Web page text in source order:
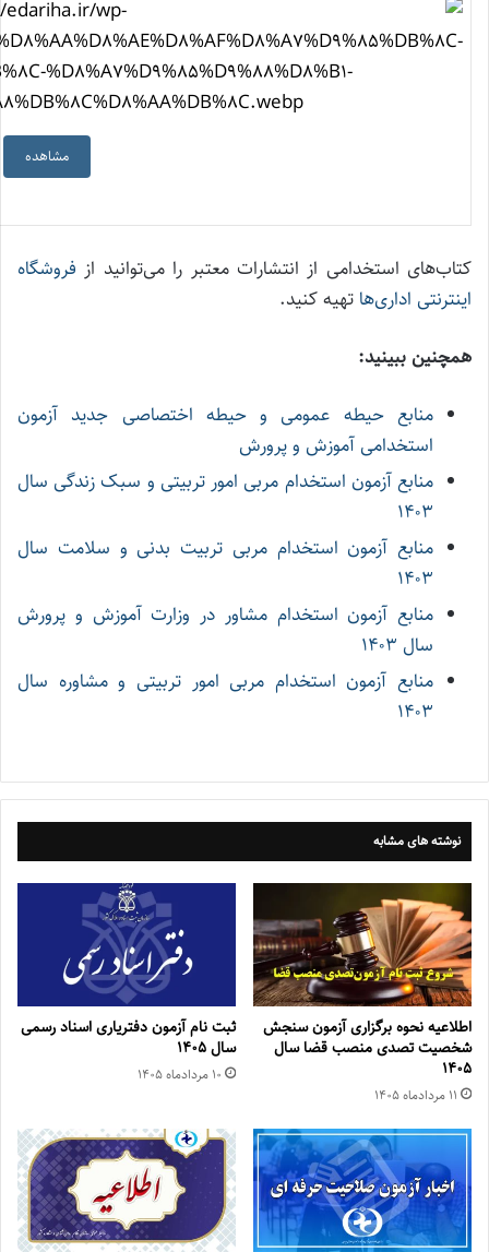
مشاهده
کتاب‌های استخدامی از انتشارات معتبر را می‌توانید از فروشگاه
اینترنتی اداری‌ها تهیه کنید.
همچنین ببینید:
منابع حیطه عمومی و حیطه اختصاصی جدید آزمون
استخدامی آموزش و پرورش
منابع آزمون استخدام مربی امور تربیتی و سبک زندگی سال
۱۴۰۳
منابع آزمون استخدام مربی تربیت بدنی و سلامت سال
۱۴۰۳
منابع آزمون استخدام مشاور در وزارت آموزش و پرورش
سال ۱۴۰۳
منابع آزمون استخدام مربی امور تربیتی و مشاوره سال
۱۴۰۳
نوشته های مشابه
اطلاعیه نحوه برگزاری آزمون سنجش
شخصیت تصدی منصب قضا سال
۱۴۰۵
۱۱ مرداد‌ماه ۱۴۰۵
ثبت نام آزمون دفتریاری اسناد رسمی
سال ۱۴۰۵
۱۰ مرداد‌ماه ۱۴۰۵